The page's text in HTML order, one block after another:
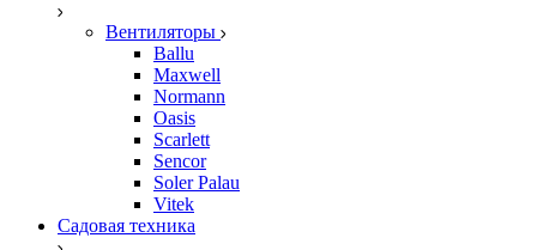
Вентиляторы
Ballu
Maxwell
Normann
Oasis
Scarlett
Sencor
Soler Palau
Vitek
Садовая техника